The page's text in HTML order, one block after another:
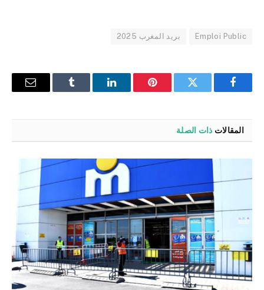
Emploi Public بريد المغرب 2025
فيسبوك تويتر بينتيريستلينكدإن Tumblr
البريد
المقالات ذات الصلة